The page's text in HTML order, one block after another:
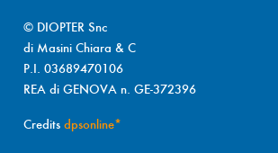
© DIOPTER Snc
di Masini Chiara & C
P.I. 03689470106
REA di GENOVA n. GE-372396
Credits dpsonline*